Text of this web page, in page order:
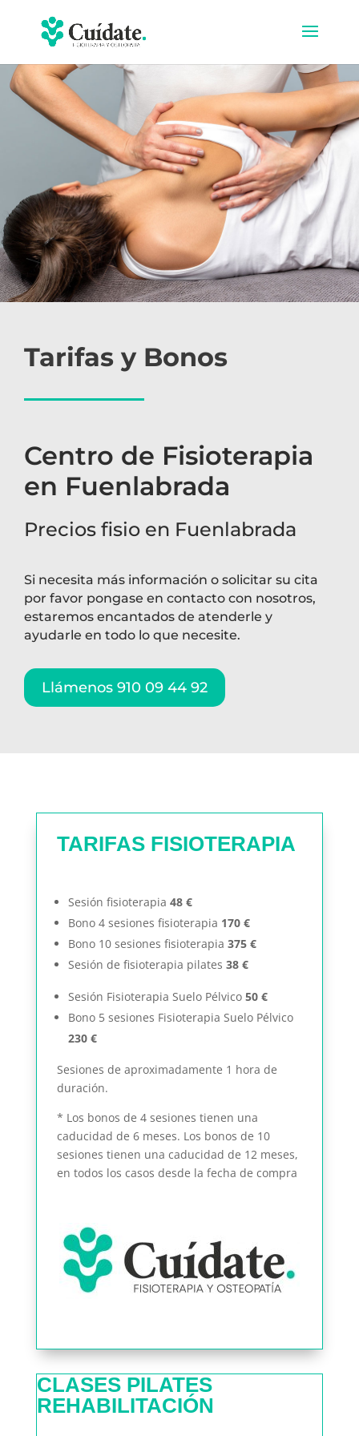
Tarifas y Bonos
Centro de Fisioterapia
en Fuenlabrada
Precios fisio en Fuenlabrada
Si necesita más información o solicitar su cita
por favor pongase en contacto con nosotros,
estaremos encantados de atenderle y
ayudarle en todo lo que necesite.
Llámenos 910 09 44 92
TARIFAS FISIOTERAPIA
Sesión fisioterapia 48 €
Bono 4 sesiones fisioterapia 170 €
Bono 10 sesiones fisioterapia 375 €
Sesión de fisioterapia pilates 38 €
Sesión Fisioterapia Suelo Pélvico 50 €
Bono 5 sesiones Fisioterapia Suelo Pélvico
230 €
Sesiones de aproximadamente 1 hora de
duración.
* Los bonos de 4 sesiones tienen una
caducidad de 6 meses. Los bonos de 10
sesiones tienen una caducidad de 12 meses,
en todos los casos desde la fecha de compra
CLASES PILATES
REHABILITACIÓN